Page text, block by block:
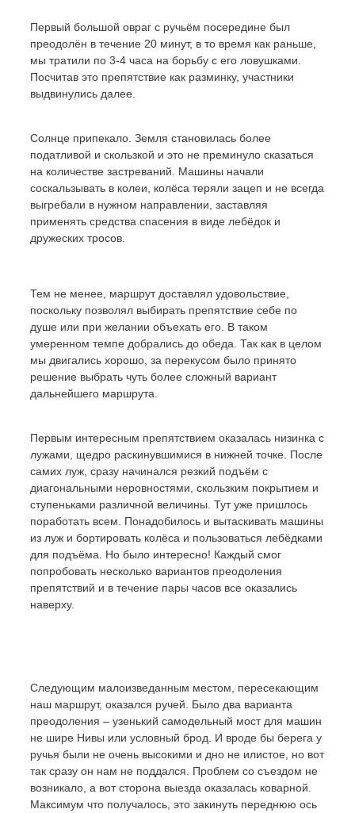
Первый большой овраг с ручьём посередине был
преодолён в течение 20 минут, в то время как раньше,
мы тратили по 3-4 часа на борьбу с его ловушками.
Посчитав это препятствие как разминку, участники
выдвинулись далее.
Солнце припекало. Земля становилась более
податливой и скользкой и это не преминуло сказаться
на количестве застреваний. Машины начали
соскальзывать в колеи, колёса теряли зацеп и не всегда
выгребали в нужном направлении, заставляя
применять средства спасения в виде лебёдок и
дружеских тросов.
Тем не менее, маршрут доставлял удовольствие,
поскольку позволял выбирать препятствие себе по
душе или при желании объехать его. В таком
умеренном темпе добрались до обеда. Так как в целом
мы двигались хорошо, за перекусом было принято
решение выбрать чуть более сложный вариант
дальнейшего маршрута.
Первым интересным препятствием оказалась низинка с
лужами, щедро раскинувшимися в нижней точке. После
самих луж, сразу начинался резкий подъём с
диагональными неровностями, скользким покрытием и
ступеньками различной величины. Тут уже пришлось
поработать всем. Понадобилось и вытаскивать машины
из луж и бортировать колёса и пользоваться лебёдками
для подъёма. Но было интересно! Каждый смог
попробовать несколько вариантов преодоления
препятствий и в течение пары часов все оказались
наверху.
Следующим малоизведанным местом, пересекающим
наш маршрут, оказался ручей. Было два варианта
преодоления – узенький самодельный мост для машин
не шире Нивы или условный брод. И вроде бы берега у
ручья были не очень высокими и дно не илистое, но вот
так сразу он нам не поддался. Проблем со съездом не
возникало, а вот сторона выезда оказалась коварной.
Максимум что получалось, это закинуть переднюю ось